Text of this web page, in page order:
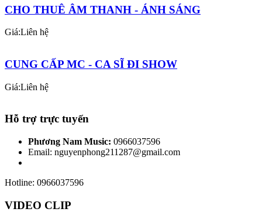
CHO THUÊ ÂM THANH - ÁNH SÁNG
Giá:Liên hệ
CUNG CẤP MC - CA SĨ ĐI SHOW
Giá:Liên hệ
Hỗ trợ trực tuyến
Phương Nam Music: 0966037596
Email: nguyenphong211287@gmail.com
Hotline: 0966037596
VIDEO CLIP